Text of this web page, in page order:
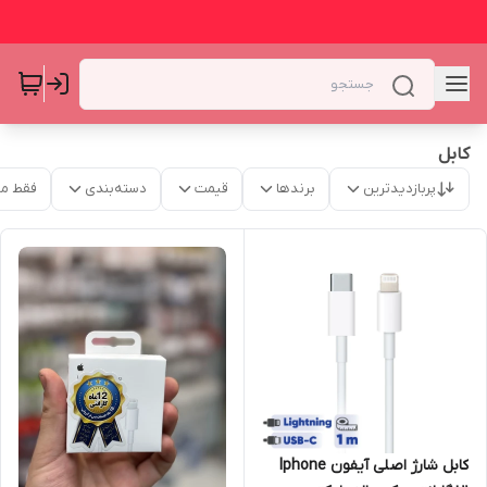
کابل
پربازدیدترین برندها قیمت دسته‌بندی فقط
کابل شارژ اصلی آیفون Iphone